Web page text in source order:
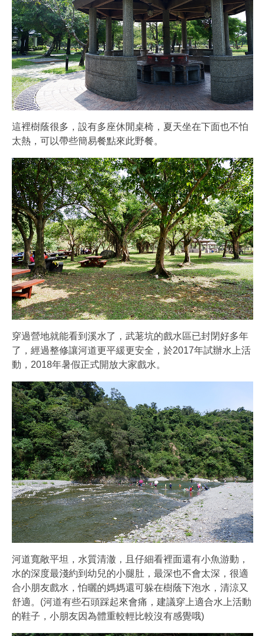
這裡樹蔭很多，設有多座休閒桌椅，夏天坐在下面也不怕
太熱，可以帶些簡易餐點來此野餐。
穿過營地就能看到溪水了，武荖坑的戲水區已封閉好多年
了，經過整修讓河道更平緩更安全，於2017年試辦水上活
動，2018年暑假正式開放大家戲水。
河道寬敞平坦，水質清澈，且仔細看裡面還有小魚游動，
水的深度最淺約到幼兒的小腿肚，最深也不會太深，很適
合小朋友戲水，怕曬的媽媽還可躲在樹蔭下泡水，清涼又
舒適。(河道有些石頭踩起來會痛，建議穿上適合水上活動
的鞋子，小朋友因為體重較輕比較沒有感覺哦)